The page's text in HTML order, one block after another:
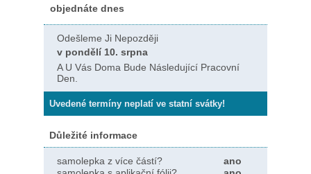
objednáte dnes
Odešleme Ji Nepozději
v pondělí 10. srpna
A U Vás Doma Bude Následující Pracovní
Den.
Uvedené termíny neplatí ve statní svátky!
Důležité informace
samolepka z více částí?
ano